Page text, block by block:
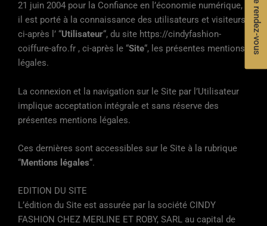
21 juin 2004 pour la Confiance en l’économie numérique,
il est porté à la connaissance des utilisateurs et visiteurs,
ci-après l’ “Utilisateur“, du site https://cindyfashion-
coiffure-afro.fr , ci-après le “Site“, les présentes mentions
légales.
La connexion et la navigation sur le Site par l’Utilisateur
implique acceptation intégrale et sans réserve des
présentes mentions légales.
Ces dernières sont accessibles sur le Site à la rubrique
“Mentions légales“.
EDITION DU SITE
L’édition du Site est assurée par la société CINDY
FASHION CHEZ MERLINE ET ROBY, SARL au capital de